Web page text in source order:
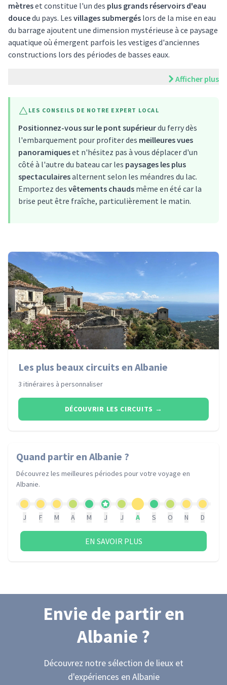
mètreset constitue l'un des plus grands réservoirs d'eau
doucedu pays. Les villages submergés lors de la mise en eau
du barrage ajoutent une dimension mystérieuse à ce paysage
aquatique où émergent parfois les vestiges d'anciennes
constructions lors des périodes de basses eaux.
Afficher plus
LES CONSEILS DE NOTRE EXPERT LOCAL
Positionnez-vous sur le pont supérieurdu ferry dès
l'embarquement pour profiter des meilleures vues
panoramiqueset n'hésitez pas à vous déplacer d'un
côté à l'autre du bateau car les paysages les plus
spectaculairesalternent selon les méandres du lac.
Emportez des vêtements chauds même en été car la
brise peut être fraîche, particulièrement le matin.
Les plus beaux circuits en Albanie
3 itinéraires à personnaliser
DÉCOUVRIR LES CIRCUITS →
Quand partiren Albanie ?
Découvrez les meilleures périodes pour votre voyage en
Albanie.
J F M A M J J A S O N D
EN SAVOIR PLUS
Envie de partiren
Albanie ?
Découvrez notre sélection de lieux et
d'expériences en Albanie